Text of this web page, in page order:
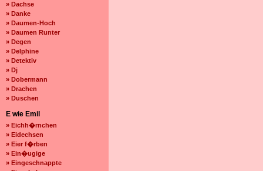
» Dachse
» Danke
» Daumen-Hoch
» Daumen Runter
» Degen
» Delphine
» Detektiv
» Dj
» Dobermann
» Drachen
» Duschen
E wie Emil
» Eichh�rnchen
» Eidechsen
» Eier f�rben
» Ein�ugige
» Eingeschnappte